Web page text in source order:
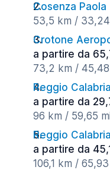
Cosenza Paola
53,5 km /
Crotone
a partire da
73,2 km / 45,48
Reggio
a partire da
96 km / 59,65
Reggio
a partire da
106,1 km /